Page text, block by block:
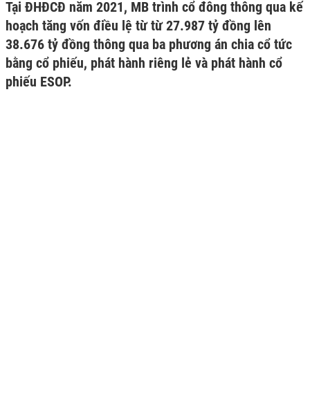
Tại ĐHĐCĐ năm 2021, MB trình cổ đông thông qua kế
hoạch tăng vốn điều lệ từ từ 27.987 tỷ đồng lên
38.676 tỷ đồng thông qua ba phương án chia cổ tức
bằng cổ phiếu, phát hành riêng lẻ và phát hành cổ
phiếu ESOP.